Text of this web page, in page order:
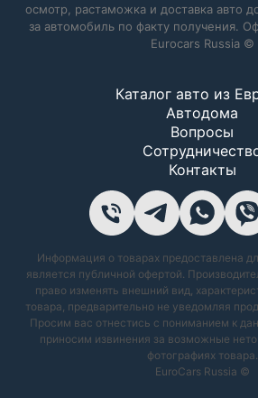
осмотр, растаможка и доставка авто
за автомобиль по факту получения.
Eurocars Russia ©
Каталог авто из
Автодома
Вопросы
Контакты
Информация о товарах предоставлена
является публичной офертой.
право изменять внешний вид,
товара, предварительно не уведомляя
Просим вас отнестись с пониманием к
приносим извинения за возможные
фотографиях товара.
EuroCars Russia ©